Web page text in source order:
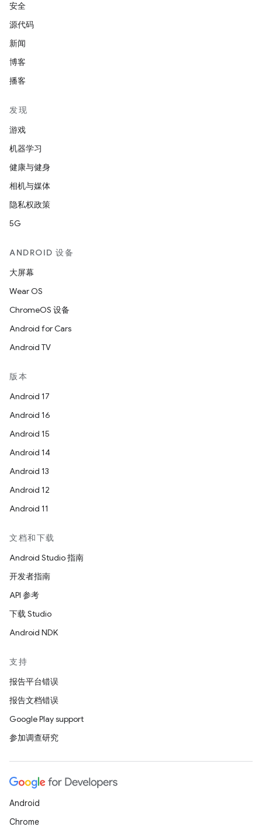
安全
源代码
新闻
博客
播客
发现
游戏
机器学习
健康与健身
相机与媒体
隐私权政策
5G
ANDROID 设备
大屏幕
Wear OS
ChromeOS 设备
Android for Cars
Android TV
版本
Android 17
Android 16
Android 15
Android 14
Android 13
Android 12
Android 11
文档和下载
Android Studio 指南
开发者指南
API 参考
下载 Studio
Android NDK
支持
报告平台错误
报告文档错误
Google Play support
参加调查研究
Android
Chrome